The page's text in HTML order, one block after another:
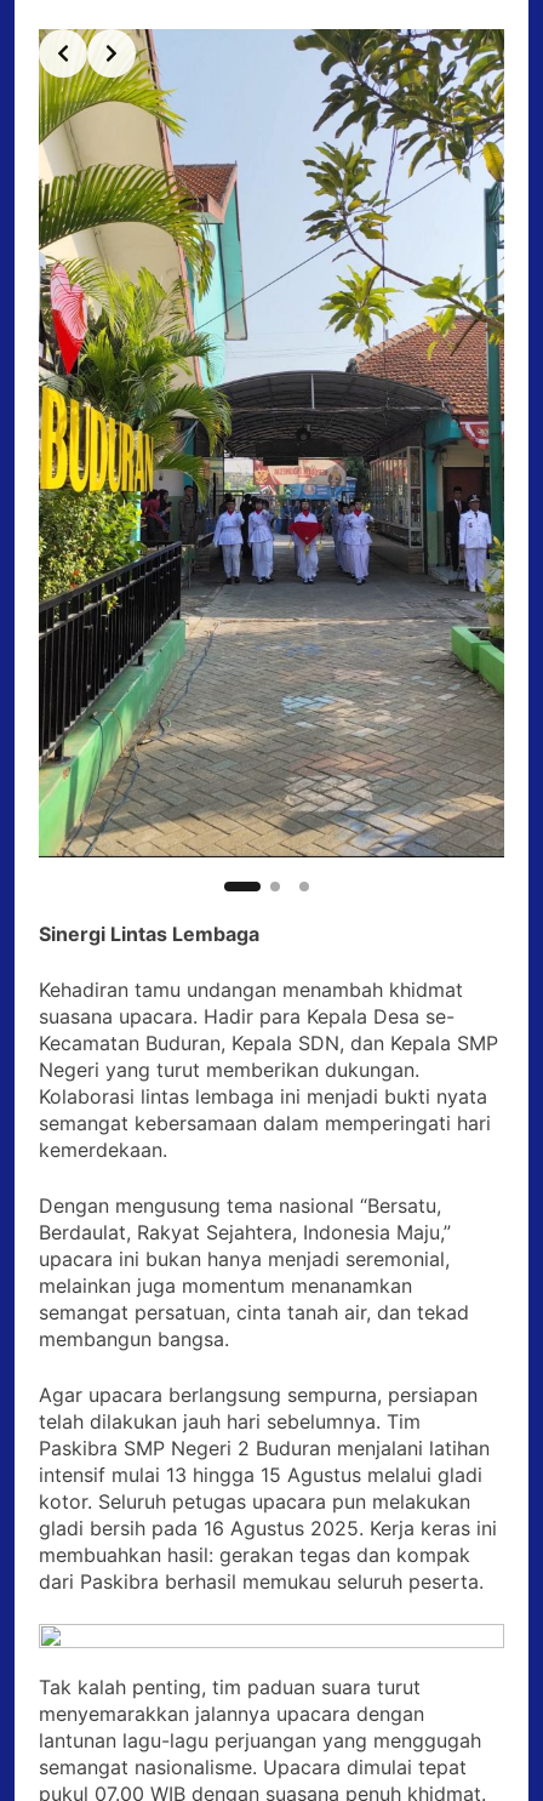
Sinergi Lintas Lembaga
Kehadiran tamu undangan menambah khidmat
suasana upacara. Hadir para Kepala Desa se-
Kecamatan Buduran, Kepala SDN, dan Kepala SMP
Negeri yang turut memberikan dukungan.
Kolaborasi lintas lembaga ini menjadi bukti nyata
semangat kebersamaan dalam memperingati hari
kemerdekaan.
Dengan mengusung tema nasional “Bersatu,
Berdaulat, Rakyat Sejahtera, Indonesia Maju,”
upacara ini bukan hanya menjadi seremonial,
melainkan juga momentum menanamkan
semangat persatuan, cinta tanah air, dan tekad
membangun bangsa.
Agar upacara berlangsung sempurna, persiapan
telah dilakukan jauh hari sebelumnya. Tim
Paskibra SMP Negeri 2 Buduran menjalani latihan
intensif mulai 13 hingga 15 Agustus melalui gladi
kotor. Seluruh petugas upacara pun melakukan
gladi bersih pada 16 Agustus 2025. Kerja keras ini
membuahkan hasil: gerakan tegas dan kompak
dari Paskibra berhasil memukau seluruh peserta.
Tak kalah penting, tim paduan suara turut
menyemarakkan jalannya upacara dengan
lantunan lagu-lagu perjuangan yang menggugah
semangat nasionalisme. Upacara dimulai tepat
pukul 07.00 WIB dengan suasana penuh khidmat.